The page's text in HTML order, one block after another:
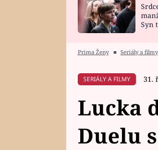
HOROSKOP NA
Syn
Prima Ženy ■ Seriály a filmy
SERIÁLY A FILMY 31.
Lucka
Duelu